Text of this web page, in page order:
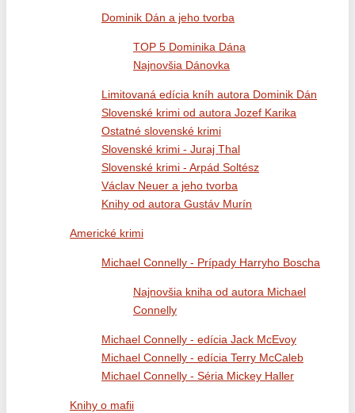
Dominik Dán a jeho tvorba
TOP 5 Dominika Dána
Najnovšia Dánovka
Limitovaná edícia kníh autora Dominik Dán
Slovenské krimi od autora Jozef Karika
Ostatné slovenské krimi
Slovenské krimi - Juraj Thal
Slovenské krimi - Arpád Soltész
Václav Neuer a jeho tvorba
Knihy od autora Gustáv Murín
Americké krimi
Michael Connelly - Prípady Harryho Boscha
Najnovšia kniha od autora Michael
Connelly
Michael Connelly - edícia Jack McEvoy
Michael Connelly - edícia Terry McCaleb
Michael Connelly - Séria Mickey Haller
Knihy o mafii